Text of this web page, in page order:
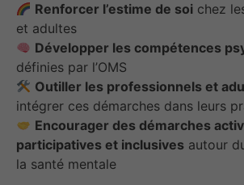
Renforcer l’estime de soi chez
et adultes
Développer les compétences
définies par l’OMS
Outiller les professionnels et
intégrer ces démarches dans leurs
Encourager des démarches
participatives et inclusives autour
la santé mentale